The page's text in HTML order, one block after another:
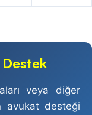
veya diğer
avukat desteği